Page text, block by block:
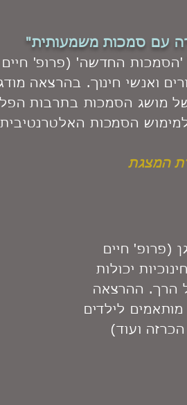
עם סמכות משמעותית"
'הסמכות החדשה' (פרופ' חיים
ואנשי חינוך. בהרצאה
מושג הסמכות בתרבות
הסמכות
המצגת
(פרופ' חיים
יכולות
הרך. ההרצאה
לילדים
ועוד)